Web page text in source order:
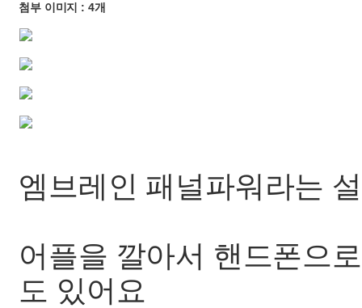
첨부 이미지 : 4개
엠브레인 패널파워라는
어플을 깔아서 핸드폰으
도 있어요